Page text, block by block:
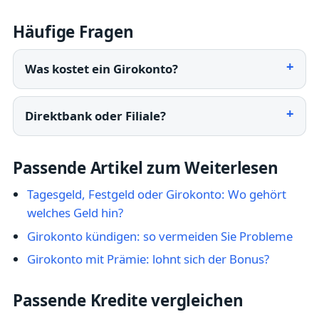
Häufige Fragen
Was kostet ein Girokonto?
Direktbank oder Filiale?
Passende Artikel zum Weiterlesen
Tagesgeld, Festgeld oder Girokonto: Wo gehört
welches Geld hin?
Girokonto kündigen: so vermeiden Sie Probleme
Girokonto mit Prämie: lohnt sich der Bonus?
Passende Kredite vergleichen